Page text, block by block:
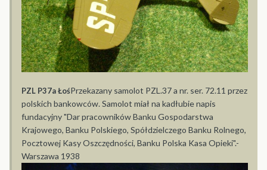
PZL P37a ŁośPrzekazany samolot PZL.37 a nr. ser. 72.11 przez
polskich bankowców. Samolot miał na kadłubie napis
fundacyjny "Dar pracowników Banku Gospodarstwa
Krajowego, Banku Polskiego, Spółdzielczego Banku Rolnego,
Pocztowej Kasy Oszczędności, Banku Polska Kasa Opieki".-
Warszawa 1938